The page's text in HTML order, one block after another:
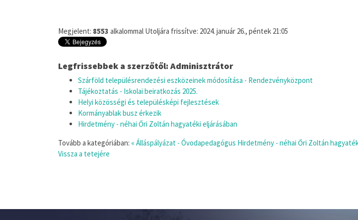
Megjelent: 8553 alkalommal Utoljára frissítve: 2024. január 26., péntek 21:05
Legfrissebbek a szerzőtől: Adminisztrátor
Szárföld településrendezési eszközeinek módosítása - Rendezvényközpont
Tájékoztatás - Iskolai beiratkozás 2025.
Helyi közösségi és településképi fejlesztések
Kormányablak busz érkezik
Hirdetmény - néhai Őri Zoltán hagyatéki eljárásában
Tovább a kategóriában: « Álláspályázat - Óvodapedagógus Hirdetmény - néhai Őri Zoltán
Vissza a tetejére